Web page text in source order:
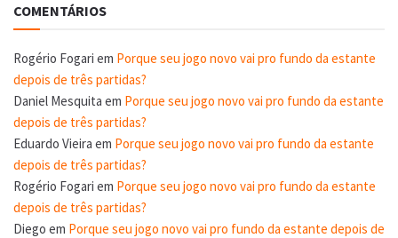
COMENTÁRIOS
Rogério Fogari em Porque seu jogo novo vai pro fundo da estante
depois de três partidas?
Daniel Mesquita em Porque seu jogo novo vai pro fundo da estante
depois de três partidas?
Eduardo Vieira em Porque seu jogo novo vai pro fundo da estante
depois de três partidas?
Rogério Fogari em Porque seu jogo novo vai pro fundo da estante
depois de três partidas?
Diego em Porque seu jogo novo vai pro fundo da estante depois de